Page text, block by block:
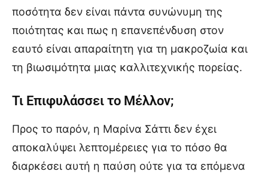
ποσότητα δεν είναι πάντα συνώνυμη της
ποιότητας και πως η επανεπένδυση στον
εαυτό είναι απαραίτητη για τη μακροζωία και
τη βιωσιμότητα μιας καλλιτεχνικής πορείας.
Τι Επιφυλάσσει το Μέλλον;
Προς το παρόν, η Μαρίνα Σάττι δεν έχει
αποκαλύψει λεπτομέρειες για το πόσο θα
διαρκέσει αυτή η παύση ούτε για τα επόμενα